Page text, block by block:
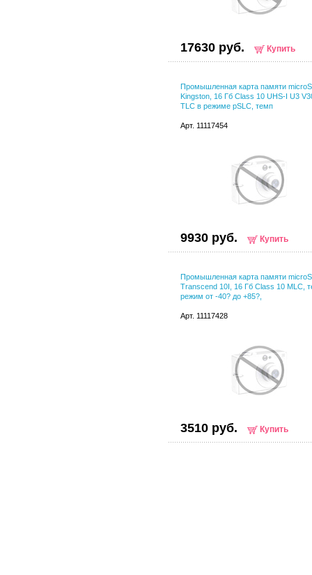
17630 руб. Купить
Промышленная карта памяти
Kingston, 16 Гб Class 10 UHS-I U3
TLC в режиме pSLC, темп
Арт. 11117454
9930 руб. Купить
Промышленная карта памяти
Transcend 10I, 16 Гб Class 10 MLC,
режим от -40? до +85?,
Арт. 11117428
3510 руб. Купить